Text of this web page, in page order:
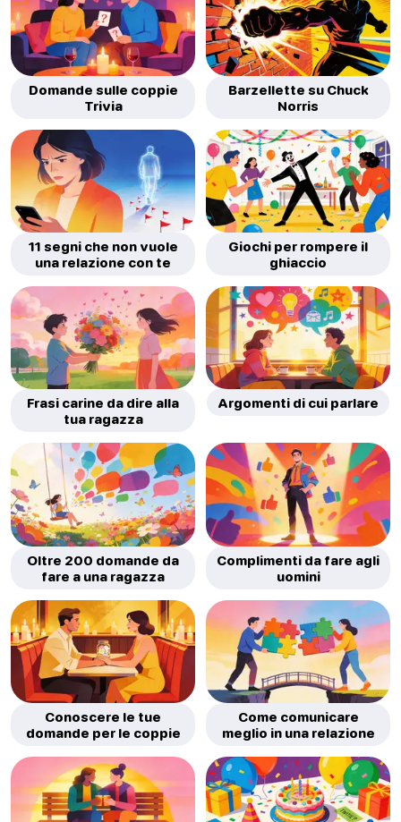
Domande sulle coppie
Trivia
Barzellette su Chuck
Norris
11 segni che non vuole
una relazione con te
Giochi per rompere il
ghiaccio
Frasi carine da dire alla
tua ragazza
Argomenti di cui parlare
Oltre 200 domande da
fare a una ragazza
Complimenti da fare agli
uomini
Conoscere le tue
domande per le coppie
Come comunicare
meglio in una relazione